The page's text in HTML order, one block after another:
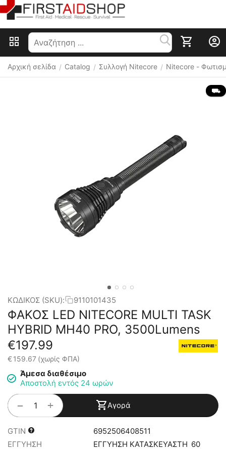
Αρχική σελίδα / Catalog / Συλλογή Nitecore / Nitecore -
⛟
ΚΩΔΙΚΟΣ (SKU): 9110101435
ΦΑΚΟΣ LED NITECORE MULTI TASK
HYBRID MH40 PRO, 3500Lumens
€197.99
€159.67 (χωρίς ΦΠΑ)
Άμεσα διαθέσιμο
Αποστολή εντός 24 ωρών
+
− Αγορά
GTIN
6952506408511
ΕΓΓΥΗΣΗ
ΕΓΓΥΗΣΗ ΚΑΤΑΣΚΕΥΑΣΤΗ 60